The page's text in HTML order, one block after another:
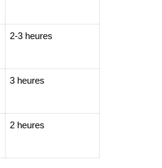
2-3 heures
3 heures
2 heures